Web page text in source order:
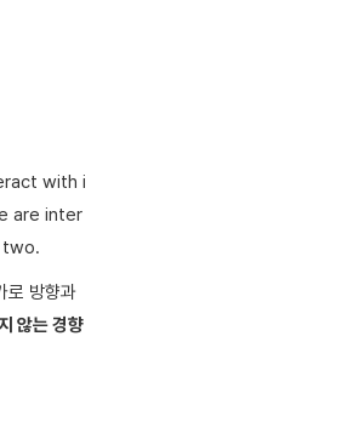
with i
are inter
로 방향과
않는 경향